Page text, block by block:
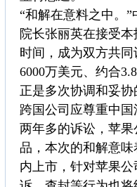
“和解在意料之中。
院长张丽英在接受
时间，成为双方共
6000万美元、约合
正是多次协调和妥协
跨国公司应尊重中国
两年多的诉讼，苹
品，本次的和解意味
内上市，针对苹果